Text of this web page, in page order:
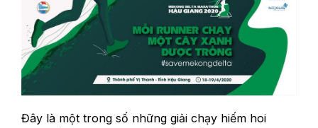
Đây là một trong số những giải chạy hiếm hoi